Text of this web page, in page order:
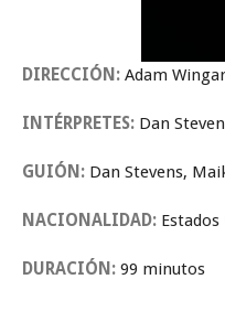
DIRECCIÓN: Adam
INTÉRPRETES: Dan
GUIÓN: Dan Stevens,
NACIONALIDAD: Estados
DURACIÓN: 99 minutos